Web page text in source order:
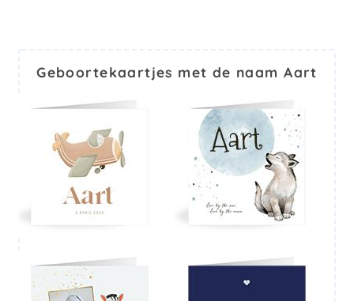
Geboortekaartjes met de naam Aart